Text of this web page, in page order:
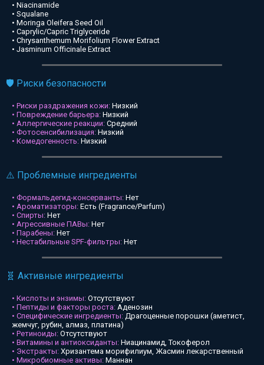
• Niacinamide
• Squalane
• Moringa Oleifera Seed Oil
• Caprylic/Capric Triglyceride
• Chrysanthemum Morifolium Flower Extract
• Jasminum Officinale Extract
🛡️ Риски безопасности
• Риски раздражения кожи: Низкий
• Повреждение барьера: Низкий
• Аллергические реакции: Средний
• Фотосенсибилизация: Низкий
• Комедогенность: Низкий
⚠️ Проблемные ингредиенты
• Формальдегид-консерванты: Нет
• Ароматизаторы: Есть (Fragrance/Parfum)
• Спирты: Нет
• Агрессивные ПАВы: Нет
• Парабены: Нет
• Нестабильные SPF-фильтры: Нет
🧬 Активные ингредиенты
• Кислоты и энзимы: Отсутствуют
• Пептиды и факторы роста: Аденозин
• Специфические ингредиенты: Драгоценные порошки (аметист,
жемчуг, рубин, алмаз, платина)
• Ретиноиды: Отсутствуют
• Витамины и антиоксиданты: Ниацинамид, Токоферол
• Экстракты: Хризантема морифилиум, Жасмин лекарственный
• Микробиомные активы: Маннан